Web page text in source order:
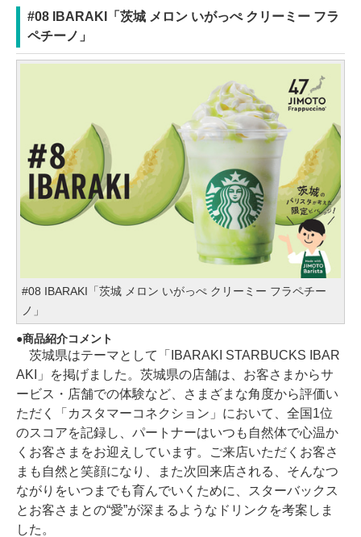
#08 IBARAKI「茨城 メロン いがっぺ クリーミー フラ
ペチーノ」
#08 IBARAKI「茨城 メロン いがっぺ クリーミー フラペチー
ノ」
商品紹介コメント
茨城県はテーマとして「IBARAKI STARBUCKS IBAR
AKI」を掲げました。茨城県の店舗は、お客さまからサ
ービス・店舗での体験など、さまざまな角度から評価い
ただく「カスタマーコネクション」において、全国1位
のスコアを記録し、パートナーはいつも自然体で心温か
くお客さまをお迎えしています。ご来店いただくお客さ
まも自然と笑顔になり、また次回来店される、そんなつ
ながりをいつまでも育んでいくために、スターバックス
とお客さまとの“愛”が深まるようなドリンクを考案しま
した。